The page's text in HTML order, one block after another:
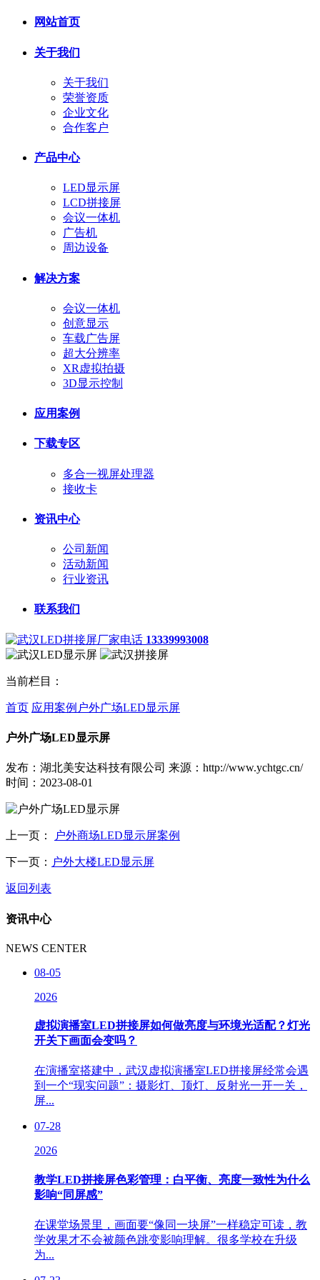
网站首页
关于我们
关于我们
荣誉资质
企业文化
合作客户
产品中心
LED显示屏
LCD拼接屏
会议一体机
广告机
周边设备
解决方案
会议一体机
创意显示
车载广告屏
超大分辨率
XR虚拟拍摄
3D显示控制
应用案例
下载专区
多合一视屏处理器
接收卡
资讯中心
公司新闻
活动新闻
行业资讯
联系我们
13339993008
当前栏目：
首页 应用案例 户外广场LED显示屏
户外广场LED显示屏
发布：湖北美安达科技有限公司 来源：http://www.ychtgc.cn/
时间：2023-08-01
上一页： 户外商场LED显示屏案例
下一页： 户外大楼LED显示屏
返回列表
资讯中心
NEWS CENTER
08-05
2026
虚拟演播室LED拼接屏如何做亮度与环境光适配？灯光
开关下画面会变吗？
在演播室搭建中，武汉虚拟演播室LED拼接屏经常会遇
到一个“现实问题”：摄影灯、顶灯、反射光一开一关，
屏...
07-28
2026
教学LED拼接屏色彩管理：白平衡、亮度一致性为什么
影响“同屏感”
在课堂场景里，画面要“像同一块屏”一样稳定可读，教
学效果才不会被颜色跳变影响理解。很多学校在升级
为...